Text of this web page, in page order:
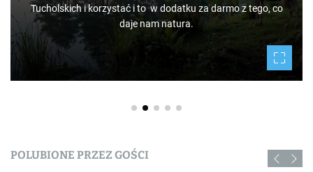
Tucholskich i korzystać i to w dodatku za darmo z tego, co
daje nam natura.
POLUBIONE PRZEZ GOŚCI